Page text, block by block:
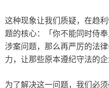
这种现象让我们质疑，在趋
题的核心：「你不能同时侍
涉案问题，那么再严厉的法
力，让那些原本遵纪守法的
为了解决这一问题，我们必